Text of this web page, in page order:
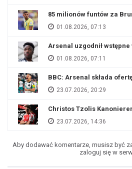
85 milionów funtów za
01.08.2026, 07:13
Arsenal uzgodnił
01.08.2026, 07:11
BBC: Arsenal składa
23.07.2026, 20:29
Christos Tzolis
23.07.2026, 14:36
Aby dodawać komentarze, musisz być
zaloguj się w